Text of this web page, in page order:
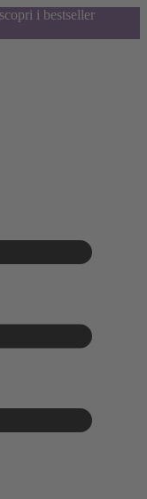
i bestseller